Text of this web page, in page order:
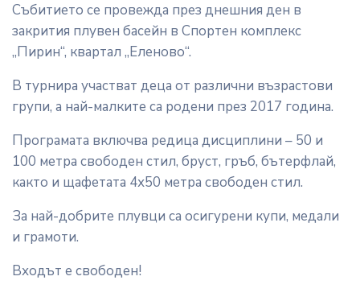
Събитието се провежда през днешния ден в
закрития плувен басейн в Спортен комплекс
„Пирин“, квартал „Еленово“.
В турнира участват деца от различни възрастови
групи, а най-малките са родени през 2017 година.
Програмата включва редица дисциплини – 50 и
100 метра свободен стил, бруст, гръб, бътерфлай,
както и щафетата 4х50 метра свободен стил.
За най-добрите плувци са осигурени купи, медали
и грамоти.
Входът е свободен!